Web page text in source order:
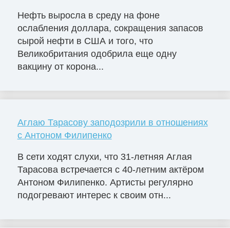
Нефть выросла в среду на фоне
ослабления доллара, сокращения запасов
сырой нефти в США и того, что
Великобритания одобрила еще одну
вакцину от корона...
Аглаю Тарасову заподозрили в отношениях
с Антоном Филипенко
В сети ходят слухи, что 31-летняя Аглая
Тарасова встречается с 40-летним актёром
Антоном Филипенко. Артисты регулярно
подогревают интерес к своим отн...